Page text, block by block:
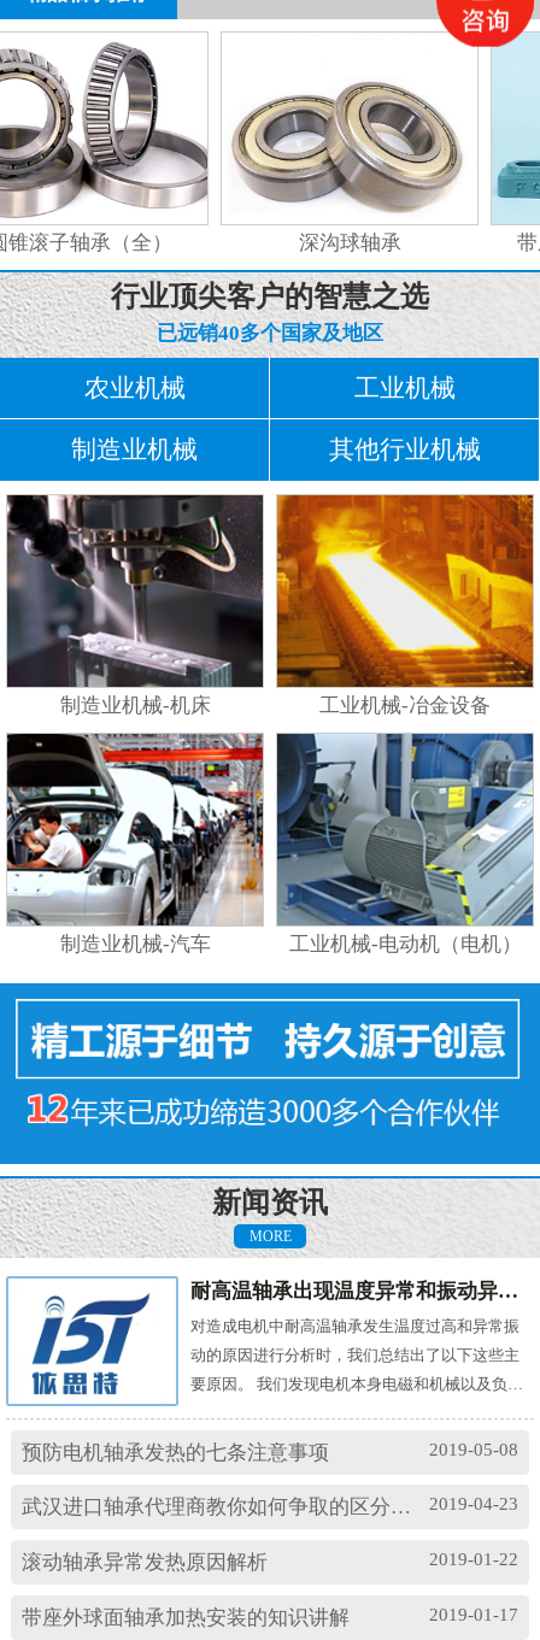
果进行检查5. 输入工件坐标系，并对坐标。坐标
值、正负号、小数点进行认真的核对。6. 未装工...
滚子轴承（全） 深沟球轴承 带
行业顶尖客户的智慧之选
已远销40多个国家及地区
农业机械 工业机械
制造业机械 其他行业机械
制造业机械-机床 工业机械-冶金设备
制造业机械-汽车 工业机械-电动机（电机）
新闻资讯
MORE
耐高温轴承出现温度异常和振动异常的原因有哪些？
对造成电机中耐高温轴承发生温度过高和异常振
动的原因进行分析时，我们总结出了以下这些主
要原因。 我们发现电机本身电磁和机械以及负载
振动产生影响。其中造成温度过高的原因主要
松；(3)轴承与轴套配合过松；(4)润滑油有杂质；
损坏等。 另外，造成耐高温轴承出现异常振...
2019-05-08
预防电机轴承发热的七条注意事项
2019-04-23
武汉进口轴承代理商教你如何争取的区分高速轴承和低速轴承
2019-01-22
滚动轴承异常发热原因解析
2019-01-17
带座外球面轴承加热安装的知识讲解